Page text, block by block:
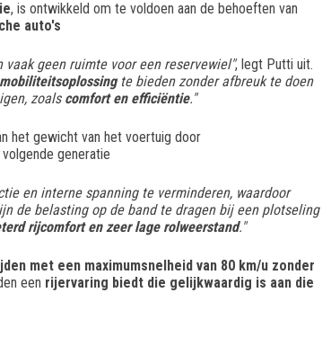
, is ontwikkeld om te voldoen aan de behoeften van
auto's
geen ruimte voor een reservewiel", legt Putti uit.
te bieden zonder afbreuk te doen
zoals comfort en efficiëntie."
het gewicht van het voertuig door
generatie
en interne spanning te verminderen, waardoor
de belasting op de band te dragen bij een plotseling
rijcomfort en zeer lage rolweerstand."
met een maximumsnelheid van 80 km/u zonder
een rijervaring biedt die gelijkwaardig is aan die